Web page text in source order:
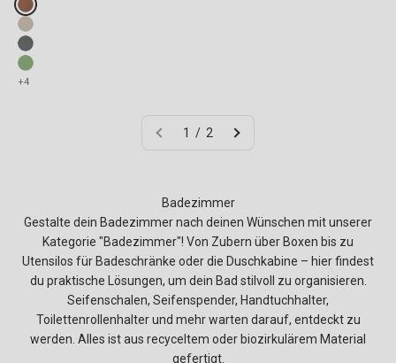
Fake colours
mocha mousse
nature desert sand
nature ash grey
nature leaf green
+4
1 / 2
Badezimmer
Gestalte dein Badezimmer nach deinen Wünschen mit unserer
Kategorie "Badezimmer"! Von Zubern über Boxen bis zu
Utensilos für Badeschränke oder die Duschkabine – hier findest
du praktische Lösungen, um dein Bad stilvoll zu organisieren.
Seifenschalen, Seifenspender, Handtuchhalter,
Toilettenrollenhalter und mehr warten darauf, entdeckt zu
werden. Alles ist aus recyceltem oder biozirkulärem Material
gefertigt.